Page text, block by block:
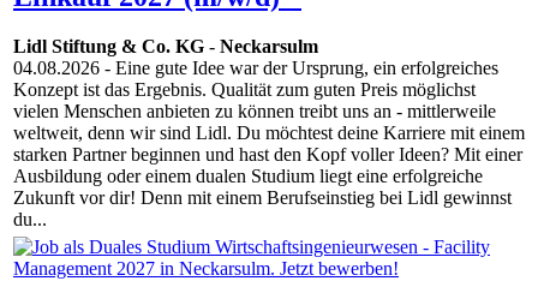
Lidl Stiftung & Co. KG - Neckarsulm
04.08.2026 - Eine gute Idee war der Ursprung, ein erfolgreiches
Konzept ist das Ergebnis. Qualität zum guten Preis möglichst
vielen Menschen anbieten zu können treibt uns an - mittlerweile
weltweit, denn wir sind Lidl. Du möchtest deine Karriere mit einem
starken Partner beginnen und hast den Kopf voller Ideen? Mit einer
Ausbildung oder einem dualen Studium liegt eine erfolgreiche
Zukunft vor dir! Denn mit einem Berufseinstieg bei Lidl gewinnst
du...